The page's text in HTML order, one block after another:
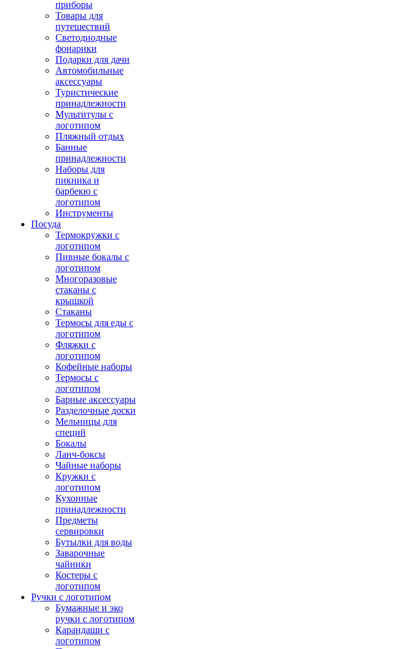
приборы
Товары для
путешествий
Светодиодные
фонарики
Подарки для дачи
Автомобильные
аксессуары
Туристические
принадлежности
Мультитулы с
логотипом
Пляжный отдых
Банные
принадлежности
Наборы для
пикника и
барбекю с
логотипом
Инструменты
Посуда
Термокружки с
логотипом
Пивные бокалы с
логотипом
Многоразовые
стаканы с
крышкой
Стаканы
Термосы для еды с
логотипом
Фляжки с
логотипом
Кофейные наборы
Термосы с
логотипом
Барные аксессуары
Разделочные доски
Мельницы для
специй
Бокалы
Ланч-боксы
Чайные наборы
Кружки с
логотипом
Кухонные
принадлежности
Предметы
сервировки
Бутылки для воды
Заварочные
чайники
Костеры с
логотипом
Ручки с логотипом
Бумажные и эко
ручки с логотипом
Карандаши с
логотипом